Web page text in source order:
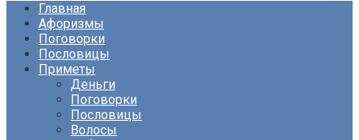
Главная
Афоризмы
Поговорки
Пословицы
Приметы
Деньги
Поговорки
Пословицы
Волосы